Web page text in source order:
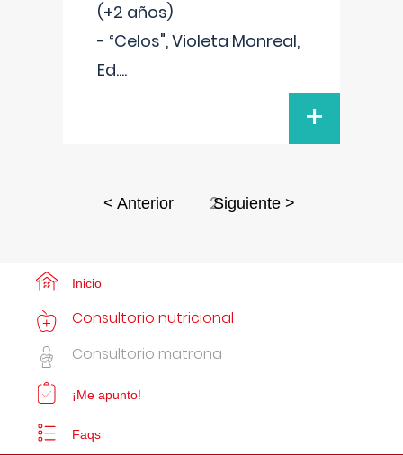
(+2 años)
- “Celos", Violeta Monreal,
Ed....
+
< Anterior 2Siguiente >
Inicio
Consultorio nutricional
Consultorio matrona
¡Me apunto!
Faqs